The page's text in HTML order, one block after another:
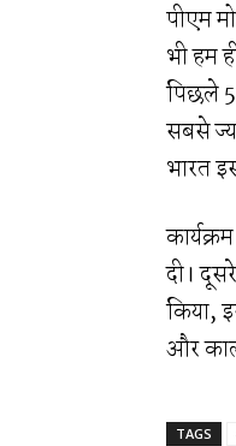
पीएम
भी हम
पिछले
सबसे
भारत
दी।
किया,
और
TAGS